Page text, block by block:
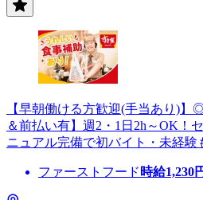
【早朝働ける方歓迎(手当あり)
＆前払い有】週2・1日2h～OK！
ニュアル完備で初バイト・未経験
ファーストフード 時給1,230